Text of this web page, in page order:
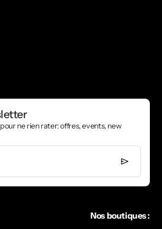
ne rien rater: offres, events, new
Nos boutiques :